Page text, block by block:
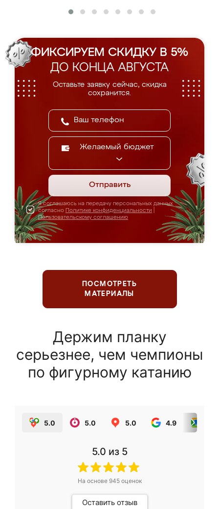
ФИКСИРУЕМ СКИДКУ В 5%
ДО КОНЦА АВГУСТА
Оставьте заявку сейчас, скидка
сохранится.
Желаемый бюджет
Отправить
Я соглашаюсь на передачу персональных данных
согласно Политике конфиденциальности
Пользовательскому соглашению
ПОСМОТРЕТЬ
МАТЕРИАЛЫ
Держим планку
серьезнее, чем чемпионы
по фигурному катанию
5.0 5.0 5.0 4.9
5.0 из 5
На основе 945оценок
Оставить отзыв